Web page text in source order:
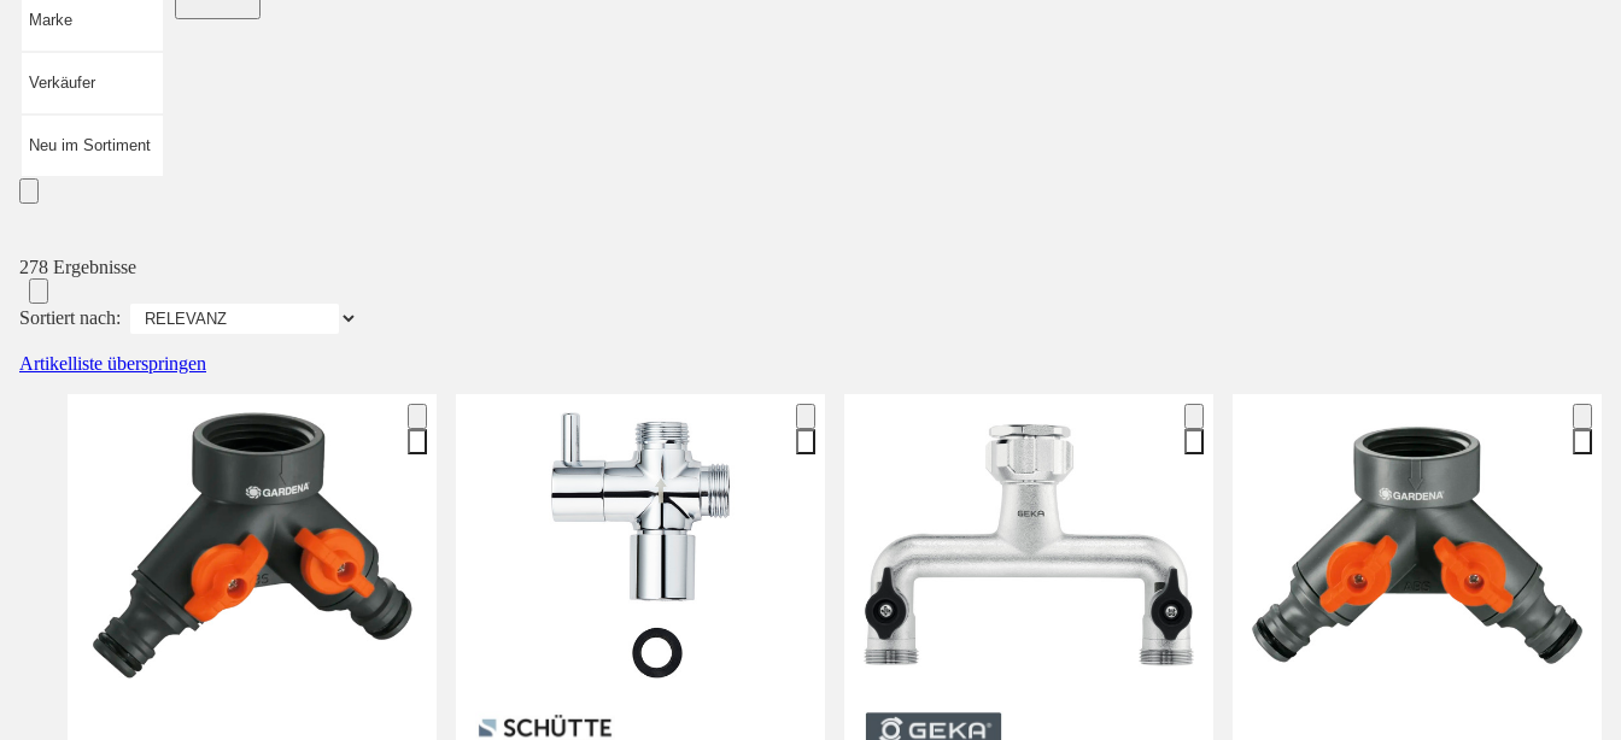
Marke
Verkäufer
Neu im Sortiment
278 Ergebnisse
Sortiert nach:
Artikelliste überspringen